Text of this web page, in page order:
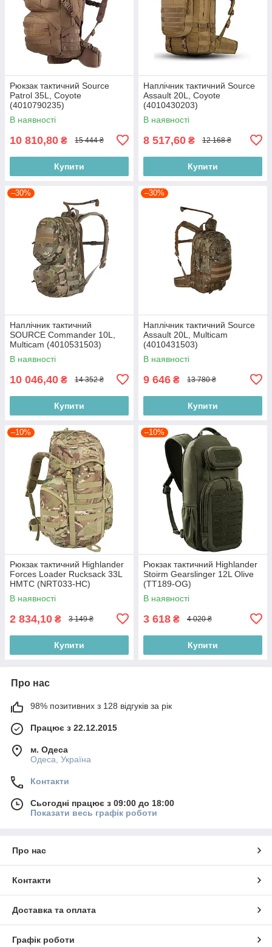
Рюкзак тактичний Source
Patrol 35L, Coyote
(4010790235)
В наявності
10 810,80 ₴ 15 444 ₴
Купити
Наплічник тактичний Source
Assault 20L, Coyote
(4010430203)
В наявності
8 517,60 ₴ 12 168 ₴
Купити
–30%
Наплічник тактичний
SOURCE Commander 10L,
Multicam (4010531503)
В наявності
10 046,40 ₴ 14 352 ₴
Купити
–30%
Наплічник тактичний Source
Assault 20L, Multicam
(4010431503)
В наявності
9 646 ₴ 13 780 ₴
Купити
–10%
Рюкзак тактичний Highlander
Forces Loader Rucksack 33L
HMTC (NRT033-HC)
В наявності
2 834,10 ₴ 3 149 ₴
Купити
–10%
Рюкзак тактичний Highlander
Stoirm Gearslinger 12L Olive
(TT189-OG)
В наявності
3 618 ₴ 4 020 ₴
Купити
Про нас
98% позитивних з 128 відгуків за рік
Працює з 22.12.2015
м. Одеса
Одеса, Україна
Контакти
Сьогодні працює з 09:00 до 18:00
Показати весь графік роботи
Про нас
Контакти
Доставка та оплата
Графік роботи